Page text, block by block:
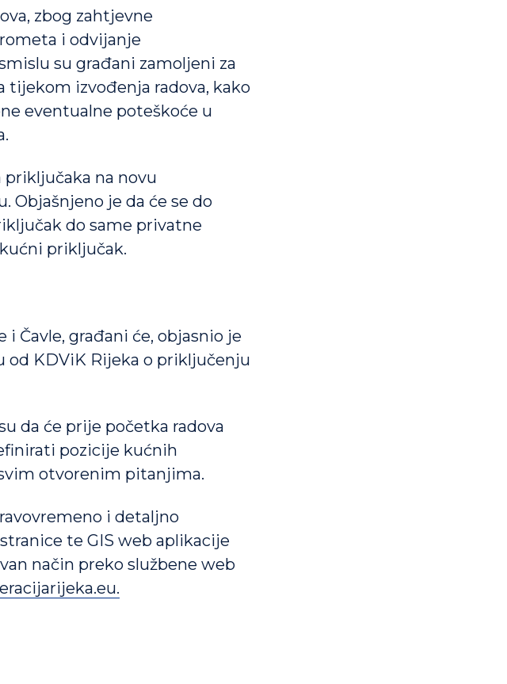
zbog zahtjevne
i odvijanje
su građani zamoljeni za
izvođenja radova, kako
eventualne poteškoće u
na novu
Objašnjeno je da će se do
do same privatne
priključak.
Čavle, građani će, objasnio je
KDViK Rijeka o priključenju
da će prije početka radova
pozicije kućnih
otvorenim pitanjima.
i detaljno
te GIS web aplikacije
način preko službene web